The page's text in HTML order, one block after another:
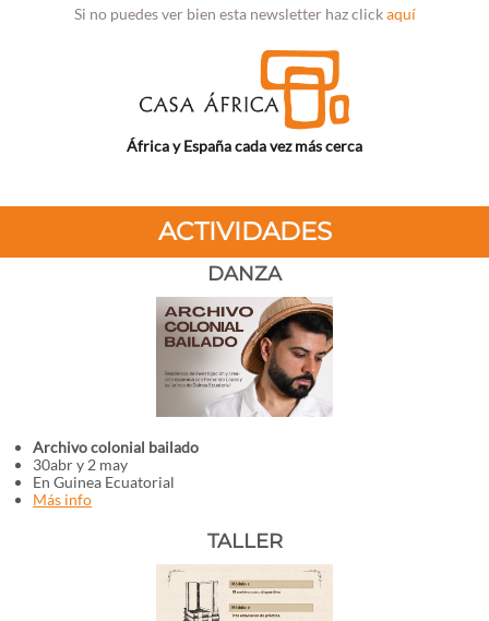
Si no puedes ver bien esta newsletter haz clickaquí
África y España cada vez más cerca
ACTIVIDADES
DANZA
Archivo colonial bailado
30abr y 2 may
En Guinea Ecuatorial
Más info
TALLER